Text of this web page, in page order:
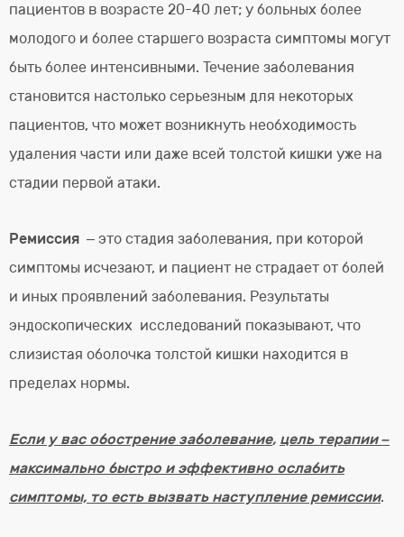
пациентов в возрасте 20-40 лет; у больных более
молодого и более старшего возраста симптомы могут
быть более интенсивными. Течение заболевания
становится настолько серьезным для некоторых
пациентов, что может возникнуть необходимость
удаления части или даже всей толстой кишки уже на
стадии первой атаки.
Ремиссия – это стадия заболевания, при которой
симптомы исчезают, и пациент не страдает от болей
и иных проявлений заболевания. Результаты
эндоскопических исследований показывают, что
слизистая оболочка толстой кишки находится в
пределах нормы.
Если у вас обострение заболевание, цель терапии –
максимально быстро и эффективно ослабить
симптомы, то есть вызвать наступление ремиссии.